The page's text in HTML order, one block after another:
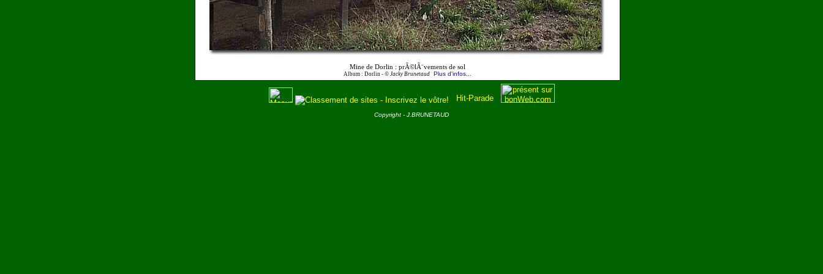
Mine de Dorlin : prÃ©lÃ¨vements de sol
Album : Dorlin - © Jacky Brunetaud Plus d'infos...
Copyright - J.BRUNETAUD